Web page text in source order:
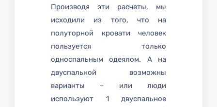
Производя эти расчеты, мы
исходили из того, что на
полуторной кровати человек
пользуется только
односпальным одеялом. А на
двуспальной возможны
варианты – или люди
используют 1 двуспальное